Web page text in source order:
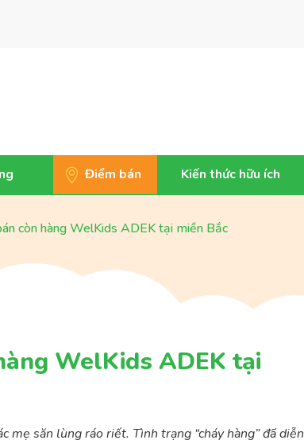
Điểm bán Kiến thức hữu ích
còn hàng WelKids ADEK tại miền Bắc
WelKids ADEK tại
săn lùng ráo riết. Tình trạng “cháy hàng” đã diễn